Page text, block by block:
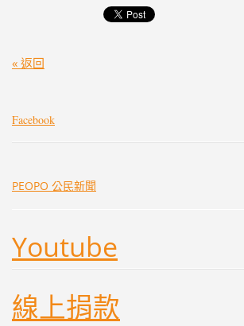
« 返回
Facebook
PEOPO 公民新聞
Youtube
線上捐款